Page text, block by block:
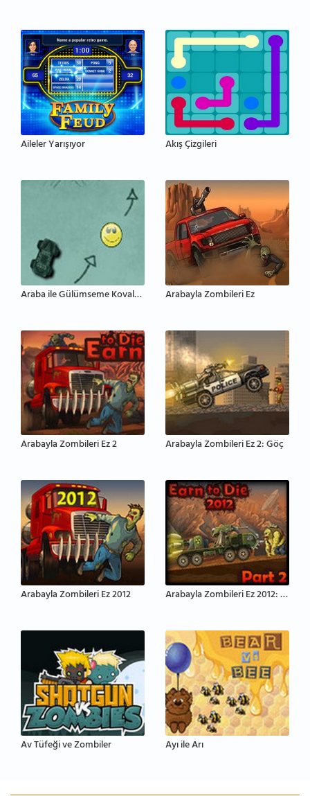
Aileler Yarışıyor Akış Çizgileri
Araba ile Gülümseme Kovalama Arabayla Zombileri Ez
Arabayla Zombileri Ez 2 Arabayla Zombileri Ez 2: Göç
Arabayla Zombileri Ez 2012 Arabayla Zombileri Ez 2012: Bölüm 2
Av Tüfeği ve Zombiler Ayı ile Arı